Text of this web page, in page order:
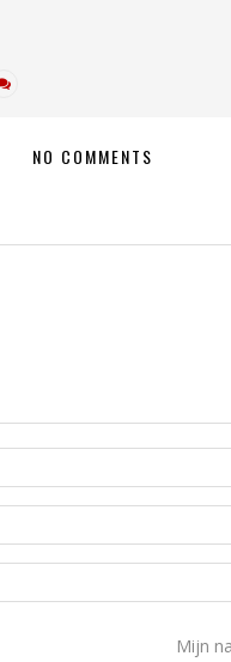
NO COMMENTS
Mijn